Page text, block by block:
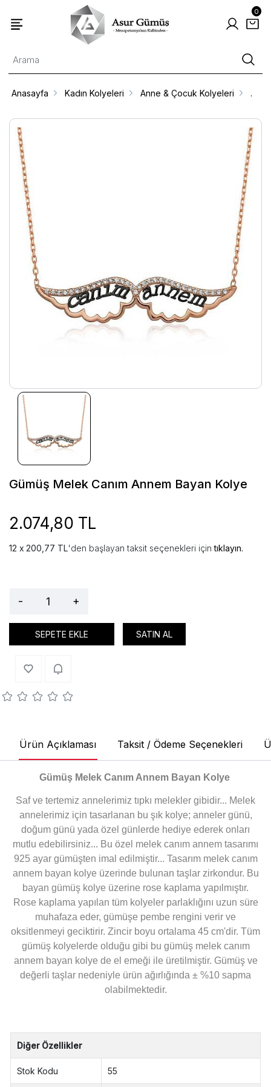
0
Anasayfa Kadın Kolyeleri Anne & Çocuk Kolyeleri .
Gümüş Melek Canım Annem Bayan Kolye
2.074,80 TL
200,77 TL'den başlayan taksit seçenekleri içintıklayın.
- +
SEPETE EKLE SATIN AL
Ürün Açıklaması Taksit / Ödeme Seçenekleri
Gümüş Melek Canım Annem Bayan Kolye
Saf ve tertemiz annelerimiz tıpkı melekler gibidir... Melek
annelerimiz için tasarlanan bu şık kolye; anneler günü,
doğum günü yada özel günlerde hediye ederek onları
mutlu edebilirsiniz... Bu özel melek canım annem tasarımı
925 ayar gümüşten imal edilmiştir... Tasarım melek canım
annem bayan kolye üzerinde bulunan taşlar zirkondur. Bu
bayan gümüş kolye üzerine rose kaplama yapılmıştır.
Rose kaplama yapılan tüm kolyeler parlaklığını uzun süre
muhafaza eder, gümüşe pembe rengini verir ve
oksitlenmeyi geciktirir. Zincir boyu ortalama 45 cm'dir. Tüm
gümüş kolyelerde olduğu gibi bu gümüş melek canım
annem bayan kolye de el emeği ile üretilmiştir. Gümüş ve
değerli taşlar nedeniyle ürün ağırlığında ± %10 sapma
olabilmektedir.
Diğer Özellikler
Stok Kodu 55